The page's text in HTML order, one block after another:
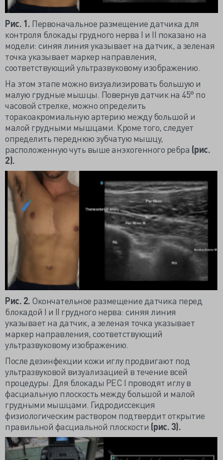
Рис. 1. Первоначальное размещение датчика для
контроля блокады грудного нерва I и II показано на
модели: синяя линия указывает на датчик, а зеленая
точка указывает маркер направления,
соответствующий ультразвуковому изображению.
На этом этапе можно визуализировать большую и
малую грудные мышцы. Повернув датчик на 45° по
часовой стрелке, можно определить
торакоакромиальную артерию между большой и
малой грудными мышцами. Кроме того, следует
определить переднюю зубчатую мышцу,
расположенную чуть выше анэхогенного ребра (рис.
2).
Рис. 2. Окончательное размещение датчика перед
блокадой I и II грудного нерва: синяя линия
указывает на датчик, а зеленая точка указывает
маркер направления, соответствующий
ультразвуковому изображению.
После дезинфекции кожи иглу продвигают под
ультразвуковой визуализацией в течение всей
процедуры. Для блокады PEC I проводят иглу в
фасциальную плоскость между большой и малой
грудными мышцами. Гидродиссекция
физиологическим раствором подтвердит открытие
правильной фасциальной плоскости (рис. 3).